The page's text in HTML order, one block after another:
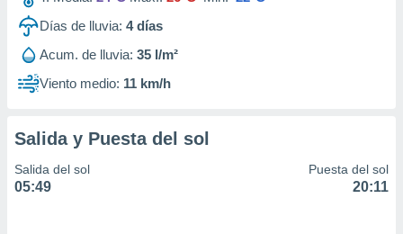
Días de lluvia: 4días
Acum. de lluvia: 35 l/m²
Viento medio: 11 km/h
Salida y Puesta del sol
Salida del sol
05:49
Puesta del sol
20:11